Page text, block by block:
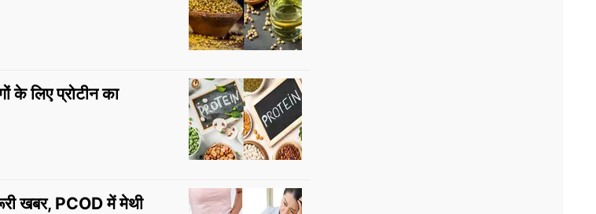
के लिए प्रोटीन का
खबर, PCOD में मेथी